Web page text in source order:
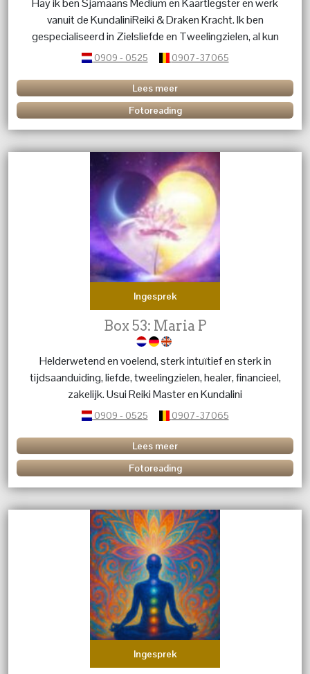
Hay ik ben Sjamaans Medium en Kaartlegster en werk
vanuit de KundaliniReiki & Draken Kracht. Ik ben
gespecialiseerd in Zielsliefde en Tweelingzielen, al kun
je met al je vragen bij mij terecht. Over Kinderen, Dieren,
advies, en luisterend oor. liefs Margret
0909 - 0525 0907-37065
Lees meer
Fotoreading
Ingesprek
Box 53: Maria P
Helderwetend en voelend, sterk intuïtief en sterk in
tijdsaanduiding, liefde, tweelingzielen, healer, financieel,
zakelijk. Usui Reiki Master en Kundalini
0909 - 0525 0907-37065
Lees meer
Fotoreading
Ingesprek